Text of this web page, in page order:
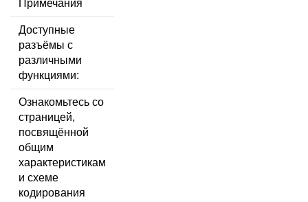
Примечания
Доступные
разъёмы с
различными
функциями:
Ознакомьтесь со
страницей,
посвящённой
общим
характеристикам
и схеме
кодирования